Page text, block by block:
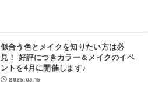
似合う色とメイクを知りたい方は必
見！ 好評につきカラー＆メイクのイベ
ントを4月に開催します♪
2025.03.15